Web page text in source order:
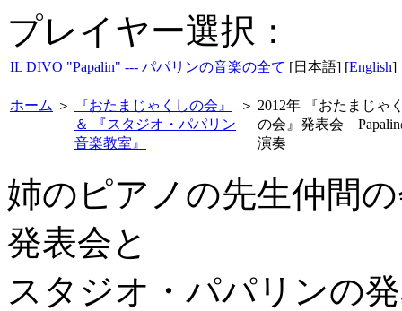
プレイヤー選択：
IL DIVO "Papalin" --- パパリンの音楽の全て [日本語] [English]
ホーム ＞
『おたまじゃくしの会』
＆ 『スタジオ・パパリン
音楽教室』
＞ 2012年 『おたまじゃ
の会』発表会
演奏
姉のピアノの先生仲間
発表会と
スタジオ・パパリンの